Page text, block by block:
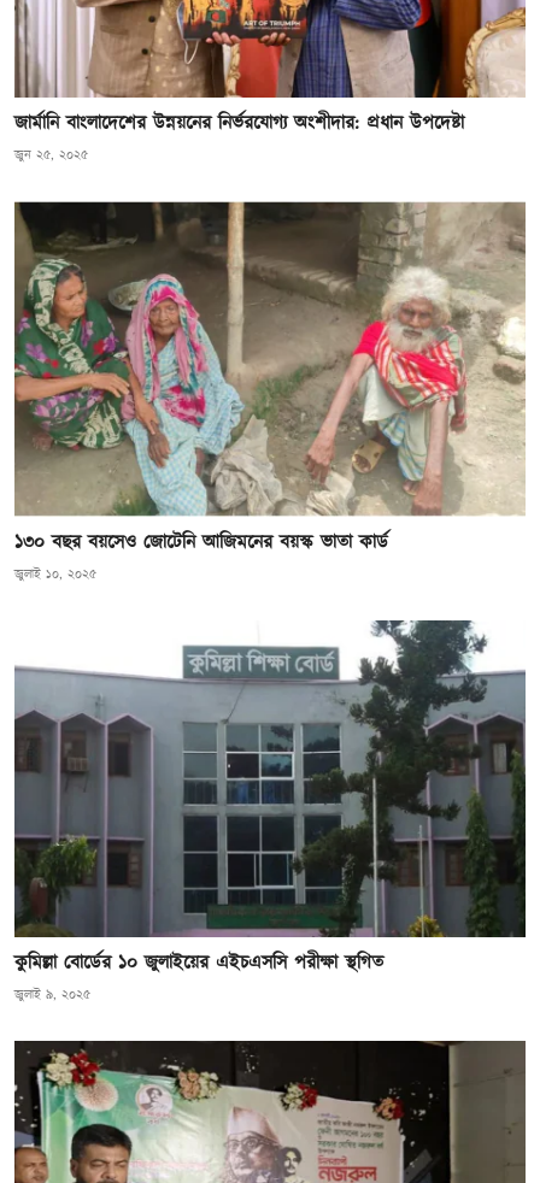
জার্মানি বাংলাদেশের উন্নয়নের নির্ভরযোগ্য অংশীদার: প্রধান উপদেষ্টা
জুন ২৫, ২০২৫
১৩০ বছর বয়সেও জোটেনি আজিমনের বয়স্ক ভাতা কার্ড
জুলাই ১০, ২০২৫
কুমিল্লা বোর্ডের ১০ জুলাইয়ের এইচএসসি পরীক্ষা স্থগিত
জুলাই ৯, ২০২৫